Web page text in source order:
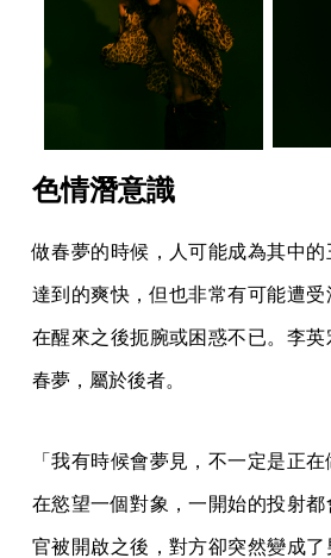
色情潛意識
做春夢的時候，人可能成為其中
達到的爽快，但也非常有可能遭受
在醒來之後扼腕或困惑不已。李
春夢，屬於後者。
「我有時候會夢見，不一定是正
在慾望一個對象，一開始的投射
官被開啟之後，對方卻突然變成